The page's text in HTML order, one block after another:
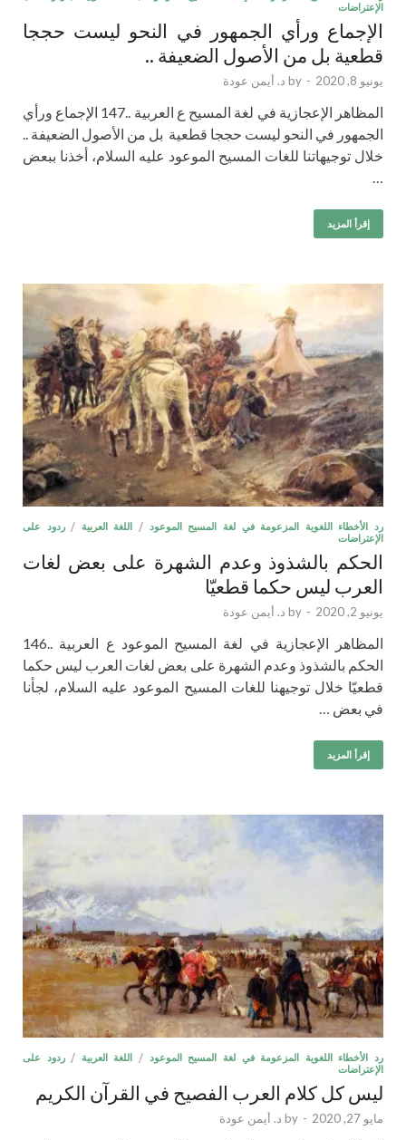
الإعتراضات
الإجماع ورأي الجمهور في النحو ليست حججا
قطعية بل من الأصول الضعيفة ..
يونيو 8, 2020 -
by د. أيمن عودة
المظاهر الإعجازية في لغة المسيح ع العربية ..147 الإجماع ورأي
الجمهور في النحو ليست حججا قطعية بل من الأصول الضعيفة ..
خلال توجيهاتنا للغات المسيح الموعود عليه السلام، أخذنا ببعض
…
إقرأ المزيد
رد الأخطاء اللغوية المزعومة في لغة المسيح الموعود / اللغة العربية /ردود على
الإعتراضات
الحكم بالشذوذ وعدم الشهرة على بعض لغات
العرب ليس حكما قطعيّا
يونيو 2, 2020 -
by د. أيمن عودة
المظاهر الإعجازية في لغة المسيح الموعود ع العربية ..146
الحكم بالشذوذ وعدم الشهرة على بعض لغات العرب ليس حكما
قطعيّا خلال توجيهنا للغات المسيح الموعود عليه السلام، لجأنا
في بعض …
إقرأ المزيد
رد الأخطاء اللغوية المزعومة في لغة المسيح الموعود / اللغة العربية /ردود على
الإعتراضات
ليس كل كلام العرب الفصيح في القرآن الكريم
مايو 27, 2020 -
by د. أيمن عودة